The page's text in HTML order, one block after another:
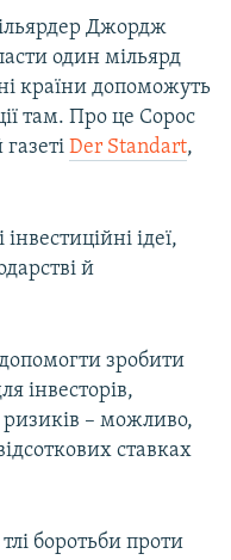
Джордж
один мільярд
країни допоможуть
там. Про це Сорос
Der Standart,
ідеї,
й
зробити
інвесторів,
– можливо,
ставках
боротьби проти